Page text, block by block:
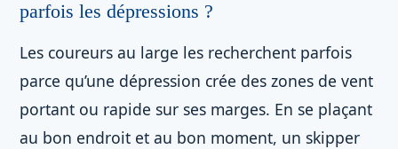
parfois les dépressions ?
Les coureurs au large les recherchent parfois
parce qu’une dépression crée des zones de vent
portant ou rapide sur ses marges. En se plaçant
au bon endroit et au bon moment, un skipper